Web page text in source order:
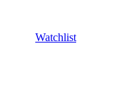
Watchlist